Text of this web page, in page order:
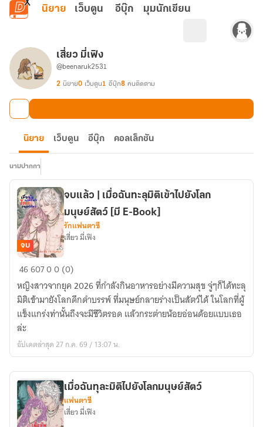
ข้ามไปยังเนื้อหาหลัก
นิยาย เว็บตูน อีบุ๊ก มุมนักเขียน
เสี่ยว มี่เฟิง
@beenaruk2531
2 นิยาย0 เว็บตูน1 อีบุ๊ก8 คนติดตาม
นิยาย เว็บตูน อีบุ๊ก คอลเล็กชัน
นามปากกา
จบ
แล้ว
|
เมื่อ
ฉันทะ
ลุ
มิติ
ยัง
โลก
มนุษย์
สัตว์
จบ
จบแล้ว | เมื่อฉันทะลุมิติเข้าไปยังโลก
มนุษย์สัตว์ [มี E-Book]
รักแฟนตาซี
เสี่ยว มี่เฟิง
4660700 (0)
หญิงสาวจากยุค 2026 ที่กำลังกินอาหารอย่างมีความสุข จู่ๆก็ได้ทะลุ
มิติเข้ามายังโลกดึกดำบรรพ์ ที่มนุษย์กลายร่างเป็นสัตว์ได้ ในโลกที่ผู้
แข็งแกร่งท่านั้นถึงจะมีชีวิตรอด แล้วกระต่ายน้อยอ่อนด้อยแบบเธอ
ล่ะ
อัปเดตล่าสุด 27 ก.ค. 69 / 13:07 น.
เมื่อฉันทุละมิติไปยังโลกมนุษย์สัตว์
แฟนตาซี
เสี่ยว มี่เฟิง